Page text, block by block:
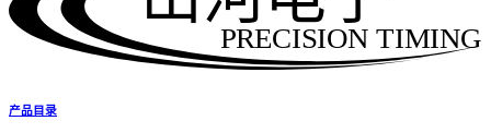
PRECISION TIMING
产品目录